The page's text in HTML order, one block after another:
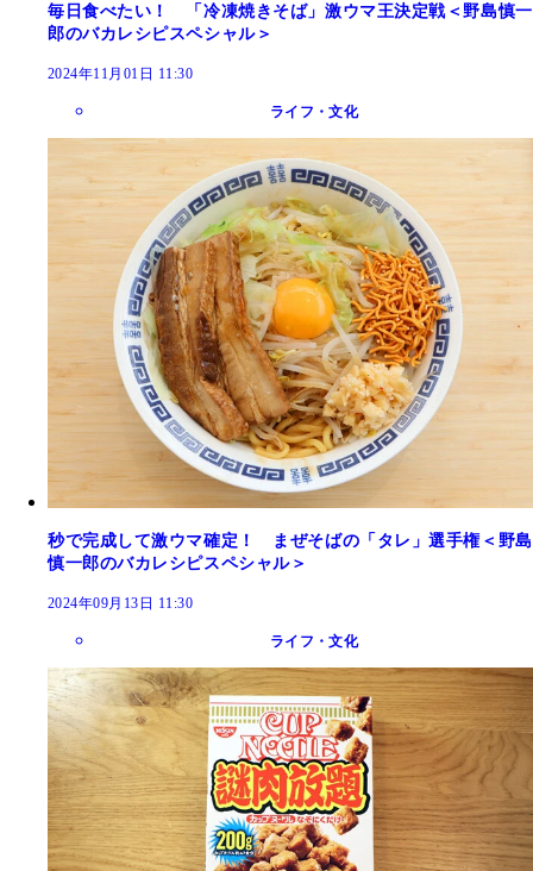
毎日食べたい！ 「冷凍焼きそば」激ウマ王決定戦＜野島慎一
郎のバカレシピスペシャル＞
2024年11月01日 11:30
ライフ・文化
秒で完成して激ウマ確定！ まぜそばの「タレ」選手権＜野島
慎一郎のバカレシピスペシャル＞
2024年09月13日 11:30
ライフ・文化